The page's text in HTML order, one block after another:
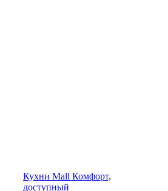
Кухни Mall Комфорт,
доступный